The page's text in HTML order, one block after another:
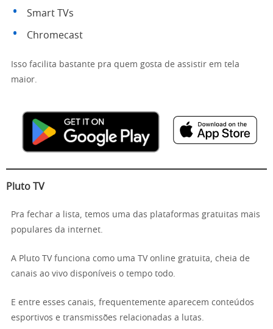
Smart TVs
Chromecast
Isso facilita bastante pra quem gosta de assistir em tela
maior.
Pluto TV
Pra fechar a lista, temos uma das plataformas gratuitas mais
populares da internet.
A Pluto TV funciona como uma TV online gratuita, cheia de
canais ao vivo disponíveis o tempo todo.
E entre esses canais, frequentemente aparecem conteúdos
esportivos e transmissões relacionadas a lutas.